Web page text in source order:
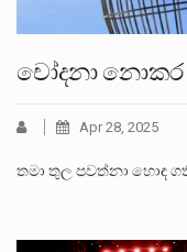
චෝදනා නොකර
Apr 28, 2025
තමා තුල පවත්නා හොඳ